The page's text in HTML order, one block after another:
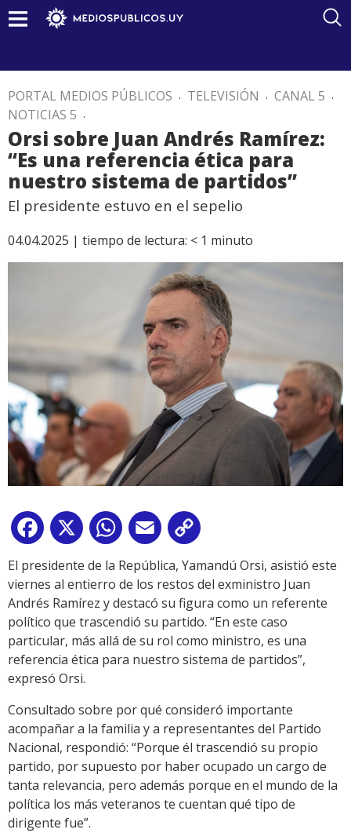
PORTAL MEDIOS PÚBLICOS . TELEVISIÓN . CANAL 5 .
NOTICIAS 5 .
Orsi sobre Juan Andrés Ramírez:
“Es una referencia ética para
nuestro sistema de partidos”
El presidente estuvo en el sepelio
04.04.2025 | tiempo de lectura: < 1 minuto
Facebook
X WhatsApp
Email
Link
El presidente de la República, Yamandú Orsi, asistió este
viernes al entierro de los restos del exministro Juan
Andrés Ramírez y destacó su figura como un referente
político que trascendió su partido. “En este caso
particular, más allá de su rol como ministro, es una
referencia ética para nuestro sistema de partidos”,
expresó Orsi.
Consultado sobre por qué consideró importante
acompañar a la familia y a representantes del Partido
Nacional, respondió: “Porque él trascendió su propio
partido, por supuesto por haber ocupado un cargo de
tanta relevancia, pero además porque en el mundo de la
política los más veteranos te cuentan qué tipo de
dirigente fue”.